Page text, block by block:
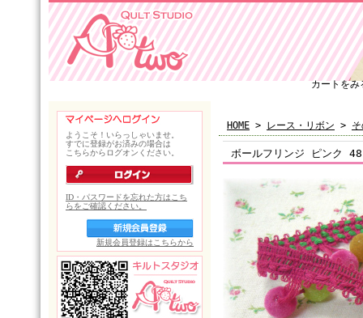
カートをみ
HOME > レース・リボン >
ボールフリンジ ピンク